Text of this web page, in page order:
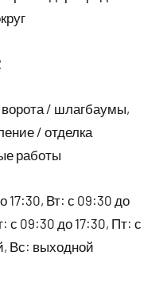
/ шлагбаумы,
/ отделка
работы
17:30, Вт: с 09:30 до
с 09:30 до 17:30, Пт: с
Вс: выходной